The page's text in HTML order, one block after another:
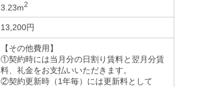
3.23m2
13,200円
【その他費用】
①契約時には当月分の日割り賃料と翌月分賃
料、礼金をお支払いいただきます。
②契約更新時（1年毎）には更新料として